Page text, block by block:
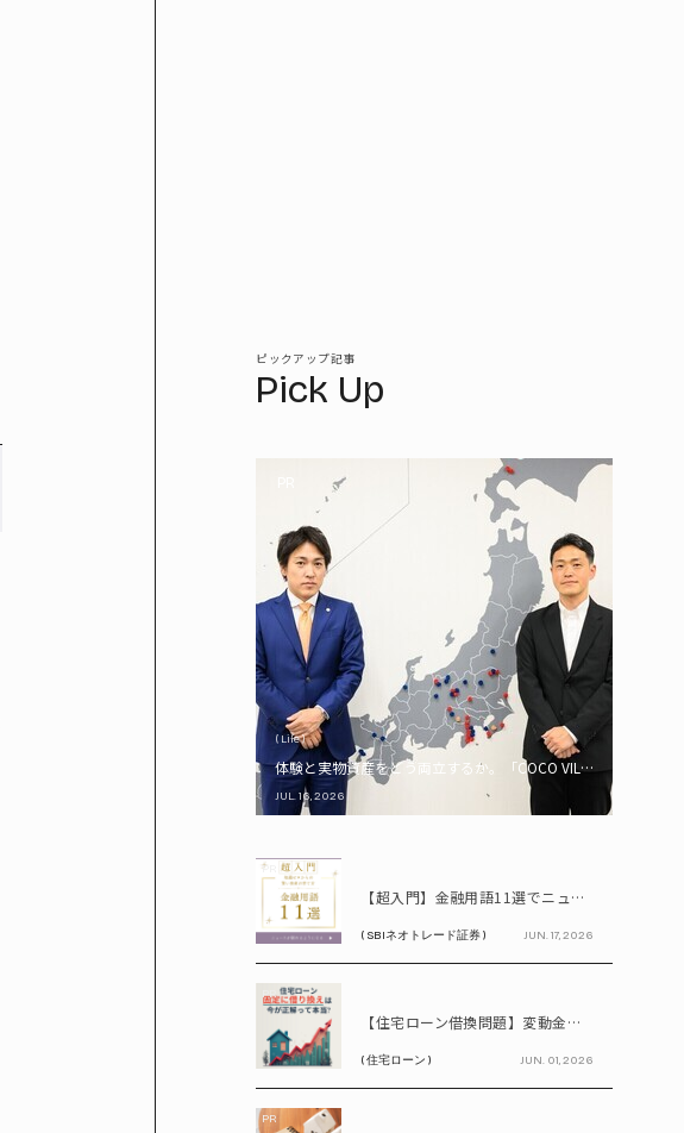
ピックアップ記事
Pick Up
( Life )
体験と実物資産をどう両立するか。「COCO VILLA Owners」
JUL. 16, 2026
PR
【超入門】金融用語11選でニュースが読める！ 知識ゼロからの賢い資産の育て方
( SBIネオトレード証券 ) JUN. 17, 2026
PR
【住宅ローン借換問題】変動金利が上昇中!! 固定に借り換えるなら今が正解って本当? シミュレーションで比較してみよう
( 住宅ローン ) JUN. 01, 2026
PR